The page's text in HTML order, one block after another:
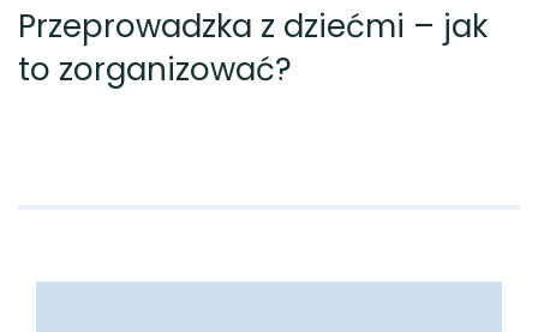
Przeprowadzka z dziećmi – jak
to zorganizować?